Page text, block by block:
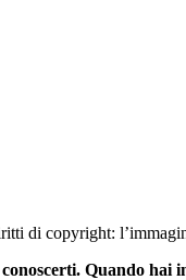
di copyright:
Quando hai